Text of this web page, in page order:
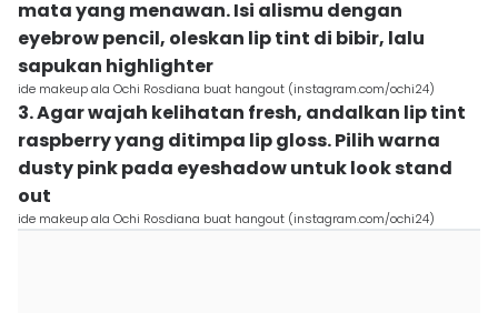
mata yang menawan. Isi alismu dengan
eyebrow pencil, oleskan lip tint di bibir, lalu
sapukan highlighter
ide makeup ala Ochi Rosdiana buat hangout (instagram.com/ochi24)
3. Agar wajah kelihatan fresh, andalkan lip tint
raspberry yang ditimpa lip gloss. Pilih warna
dusty pink pada eyeshadow untuk look stand
out
ide makeup ala Ochi Rosdiana buat hangout (instagram.com/ochi24)